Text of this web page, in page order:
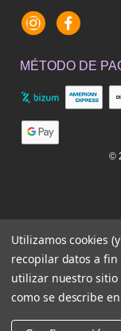
InstagramFacebook
MÉTODO DE
©
Utilizamos cookies
recopilar datos a
utilizar nuestro sitio
como se describe en